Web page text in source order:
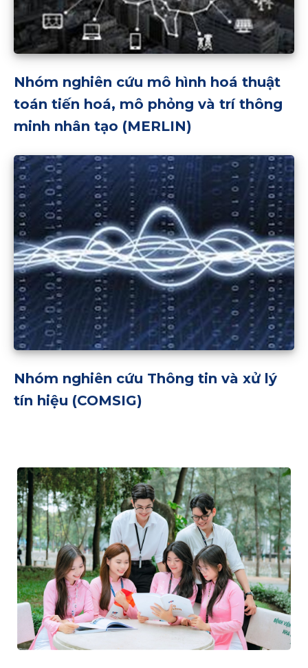
Nhóm nghiên cứu mô hình hoá thuật
toán tiến hoá, mô phỏng và trí thông
minh nhân tạo (MERLIN)
Nhóm nghiên cứu Thông tin và xử lý
tín hiệu (COMSIG)